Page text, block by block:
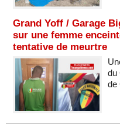
Grand Yoff / Garage
sur une femme
tentative de meurtre
du
de